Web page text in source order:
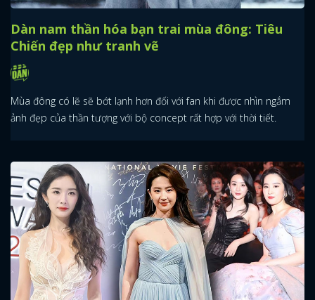
Dàn nam thần hóa bạn trai mùa đông: Tiêu
Chiến đẹp như tranh vẽ
Mùa đông có lẽ sẽ bớt lạnh hơn đối với fan khi được nhìn ngắm
ảnh đẹp của thần tượng với bộ concept rất hợp với thời tiết.